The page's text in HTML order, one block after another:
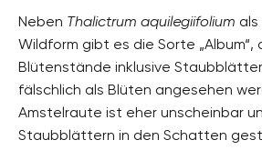
Neben Thalictrum aquilegiifolium
Wildform gibt es die Sorte „Album“,
Blütenstände inklusive
fälschlich als Blüten angesehen
Amstelraute ist eher unscheinbar
Staubblättern in den Schatten